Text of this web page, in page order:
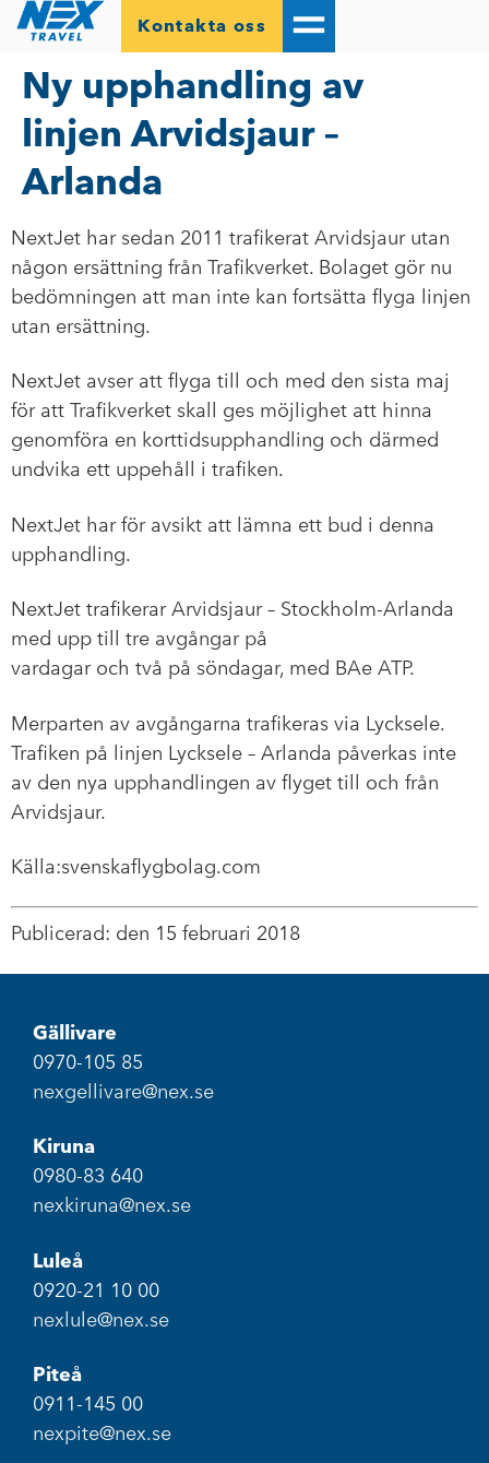
Kontakta oss
Ny upphandling av
linjen Arvidsjaur –
Arlanda
NextJet har sedan 2011 trafikerat Arvidsjaur utan
någon ersättning från Trafikverket. Bolaget gör nu
bedömningen att man inte kan fortsätta flyga linjen
utan ersättning.
NextJet avser att flyga till och med den sista maj
för att Trafikverket skall ges möjlighet att hinna
genomföra en korttidsupphandling och därmed
undvika ett uppehåll i trafiken.
NextJet har för avsikt att lämna ett bud i denna
upphandling.
NextJet trafikerar Arvidsjaur – Stockholm-Arlanda
med upp till tre avgångar på
vardagar och två på söndagar, med BAe ATP.
Merparten av avgångarna trafikeras via Lycksele.
Trafiken på linjen Lycksele – Arlanda påverkas inte
av den nya upphandlingen av flyget till och från
Arvidsjaur.
Källa:svenskaflygbolag.com
Publicerad: den 15 februari 2018
Gällivare
0970-105 85
nexgellivare@nex.se
Kiruna
0980-83 640
nexkiruna@nex.se
Luleå
0920-21 10 00
nexlule@nex.se
Piteå
0911-145 00
nexpite@nex.se